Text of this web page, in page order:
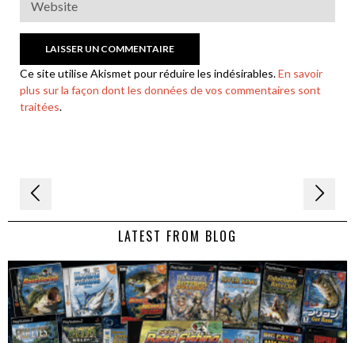
Ce site utilise Akismet pour réduire les indésirables.En savoir
plus sur la façon dont les données de vos commentaires sont
traitées.
Navigation
de LATEST FROM BLOG